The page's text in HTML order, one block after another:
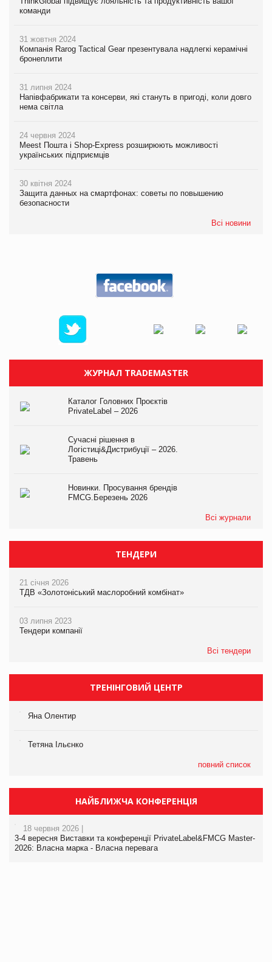
команди
31 жовтня 2024
Компанія Rarog Tactical Gear презентувала надлегкі керамічні
бронеплити
31 липня 2024
Напівфабрикати та консерви, які стануть в пригоді, коли довго
нема світла
24 червня 2024
Meest Пошта і Shop-Express розширюють можливості
українських підприємців
30 квітня 2024
Защита данных на смартфонах: советы по повышению
безопасности
Всі новини
ЖУРНАЛ TRADEMASTER
Каталог Головних Проєктів
PrivateLabel – 2026
Сучасні рішення в
Логістиці&Дистрибуції – 2026.
Травень
Новинки. Просування брендів
FMCG.Березень 2026
Всі журнали
ТЕНДЕРИ
21 січня 2026
ТДВ «Золотоніський маслоробний комбінат»
03 липня 2023
Тендери компанії
Всі тендери
ТРЕНІНГОВИЙ ЦЕНТР
Яна Олентир
Тетяна Ільєнко
повний список
НАЙБЛИЖЧА КОНФЕРЕНЦІЯ
18 червня 2026 |
3-4 вересня Виставки та конференції PrivateLabel&FMCG Master-
2026: Власна марка - Власна перевага